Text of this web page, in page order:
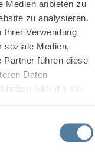
Medien anbieten zu
zu analysieren.
Ihrer Verwendung
soziale Medien,
Partner führen diese
Daten
haben oder die sie